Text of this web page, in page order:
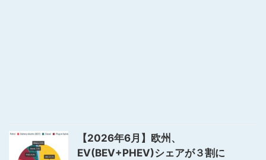
【2026年6月】欧州、
EV(BEV+PHEV)シェアが３割に